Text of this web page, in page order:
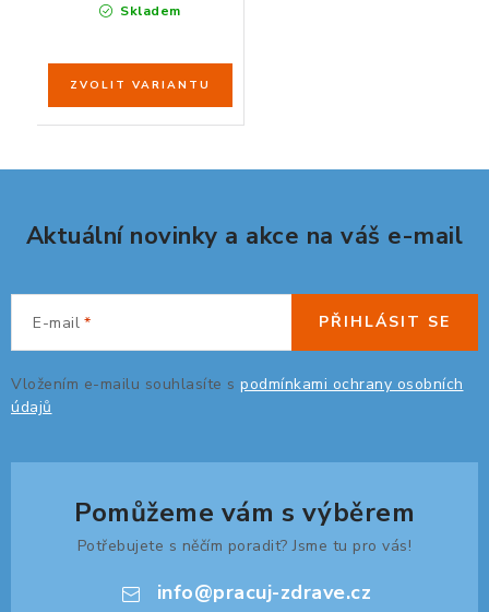
SCHRÁNKY NA KLÍČE A LÉKY
DESIGN A STYL V KANCELÁŘI
ZDRAVÁ KANCELÁŘ
VODNÍ FILTRY
Showroom
Skladem
Aktuální novinky a akce na váš e-mail
E-mail
Vložením e-mailu souhlasíte s podmínkami ochrany osobních
údajů
PŘIHLÁSIT SE
Pomůžeme vám s výběrem
Potřebujete s něčím poradit? Jsme tu pro vás!
info@pracuj-zdrave.cz